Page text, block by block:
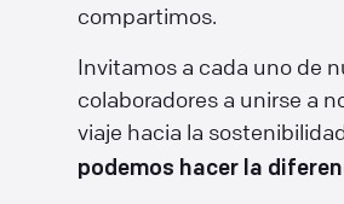
compartimos.
Invitamos a cada uno de
colaboradores a unirse a
viaje hacia la
podemos hacer la